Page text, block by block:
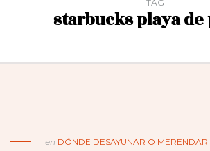
TAG
starbucks playa de
en DÓNDE DESAYUNAR O